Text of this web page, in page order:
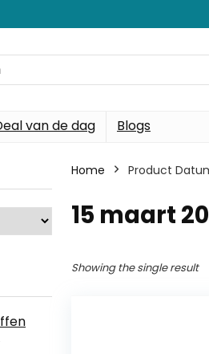
van de dag Blogs
Home Product
15 maart
Showing the single result